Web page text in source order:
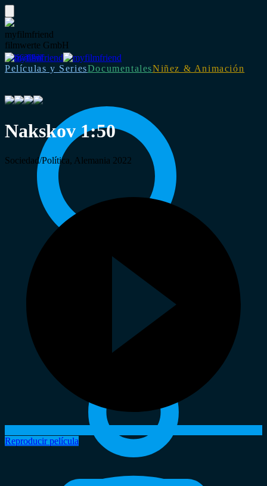
myfilmfriend
filmwerte GmbH
Descargar
Películas y SeriesDocumentalesNiñez & Animación
Nakskov 1:50
Sociedad/Política, Alemania 2022
Reproducir película